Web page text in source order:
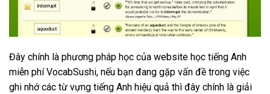
Đây chính là phương pháp học của website học tiếng Anh
miễn phí VocabSushi, nếu bạn đang gặp vấn đề trong việc
ghi nhớ các từ vựng tiếng Anh hiệu quả thì đây chính là giải